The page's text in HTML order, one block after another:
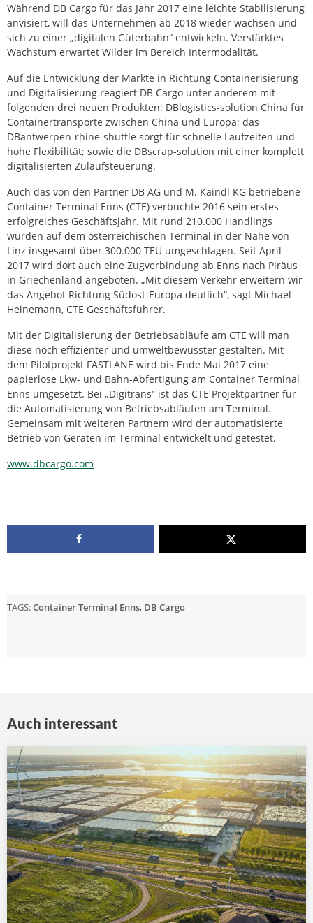
Während DB Cargo für das Jahr 2017 eine leichte Stabilisierung
anvisiert, will das Unternehmen ab 2018 wieder wachsen und
sich zu einer „digitalen Güterbahn“ entwickeln. Verstärktes
Wachstum erwartet Wilder im Bereich Intermodalität.
Auf die Entwicklung der Märkte in Richtung Containerisierung
und Digitalisierung reagiert DB Cargo unter anderem mit
folgenden drei neuen Produkten: DBlogistics-solution China für
Containertransporte zwischen China und Europa; das
DBantwerpen-rhine-shuttle sorgt für schnelle Laufzeiten und
hohe Flexibilität; sowie die DBscrap-solution mit einer komplett
digitalisierten Zulaufsteuerung.
Auch das von den Partner DB AG und M. Kaindl KG betriebene
Container Terminal Enns (CTE) verbuchte 2016 sein erstes
erfolgreiches Geschäftsjahr. Mit rund 210.000 Handlings
wurden auf dem österreichischen Terminal in der Nähe von
Linz insgesamt über 300.000 TEU umgeschlagen. Seit April
2017 wird dort auch eine Zugverbindung ab Enns nach Piräus
in Griechenland angeboten. „Mit diesem Verkehr erweitern wir
das Angebot Richtung Südost-Europa deutlich“, sagt Michael
Heinemann, CTE Geschäftsführer.
Mit der Digitalisierung der Betriebsabläufe am CTE will man
diese noch effizienter und umweltbewusster gestalten. Mit
dem Pilotprojekt FASTLANE wird bis Ende Mai 2017 eine
papierlose Lkw- und Bahn-Abfertigung am Container Terminal
Enns umgesetzt. Bei „Digitrans“ ist das CTE Projektpartner für
die Automatisierung von Betriebsabläufen am Terminal.
Gemeinsam mit weiteren Partnern wird der automatisierte
Betrieb von Geräten im Terminal entwickelt und getestet.
www.dbcargo.com
TAGS:Container Terminal Enns, DB Cargo
Auch interessant